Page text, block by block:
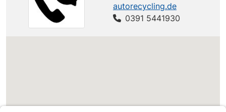
autorecycling.de
0391 5441930